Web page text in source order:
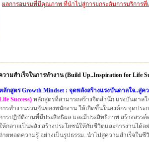
ผลการอบรมที่มีคุณภาพ ที่นำไปสู่การยกระดับการบริการที่
มสำเร็จในการทำงาน (Build Up..Inspiration for Life
ลักสูตร Growth Mindset : จุดพลังสร้างแรงบันดาลใจ..สู่ค
Success) หลักสูตรที่สามารถสร้างจิตสำนึก แรงบันดาล
การทำงานร่วมกันของพนักงาน ให้เกิดขึ้นในองค์กร จุดปร
การปฏิบัติงานที่มีประสิทธิผล และมีประสิทธิภาพ สร้างสร
ห้กลายเป็นพลัง สร้างประโยชน์ให้กับชีวิตและการงานได้อ
ถ่ายทอดความรู้ อย่างเป็นรูปธรรม..นำไปสู่ความสำเร็จใน